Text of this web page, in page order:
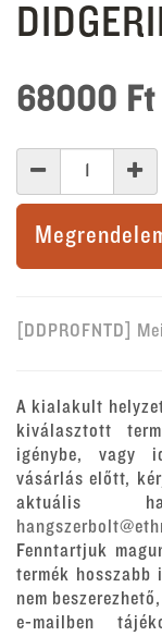
68000 Ft
[DDPROFNTD]
A kialakult
kiválasztott
igénybe, vagy
vásárlás előtt,
aktuális
Fenntartjuk
termék hosszabb
nem
e-mailben